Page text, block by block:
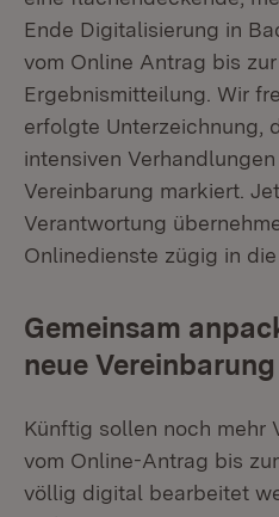
Ende Digitalisierung in
vom Online Antrag bis
Ergebnismitteilung. Wir
erfolgte Unterzeichnung,
intensiven
Vereinbarung markiert.
Verantwortung
Onlinedienste zügig in
Gemeinsam
neue
Künftig sollen noch mehr
vom Online-Antrag bis
völlig digital bearbeitet